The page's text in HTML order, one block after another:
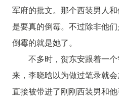
军府的批文。那个西装男人
是要真的倒霉。不过除非他
倒霉的就是她了。
不多时，贺东安跟着一
来，李晓晗以为做过笔录就
直接被带进了刚刚西装男和